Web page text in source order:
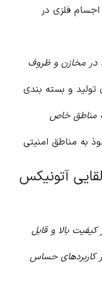
فلزی در
مخازن و ظروف
تولید و بسته بندی
مناطق خاص
به مناطق امنیتی
آتونیکس
بالا و قابل
کاربردهای حساس